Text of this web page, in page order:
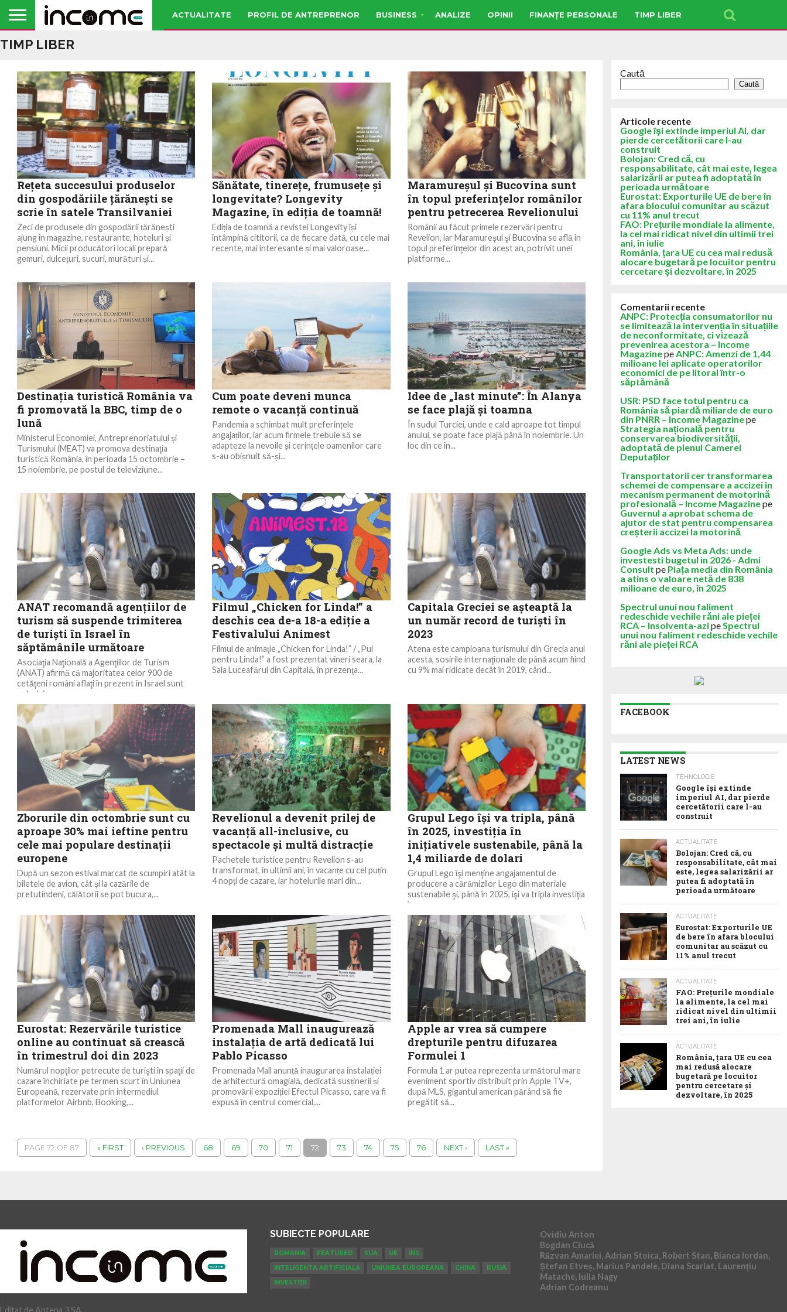
ACTUALITATE PROFIL DE ANTREPRENOR BUSINESS ANALIZE OPINII FINANȚE PERSONALE TIMP LIBER
TIMP LIBER
Rețeta succesului produselor
din gospodăriile țărănești se
scrie în satele Transilvaniei
Zeci de produsele din gospodării țărănești
ajung în magazine, restaurante, hoteluri și
pensiuni. Micii producători locali prepară
gemuri, dulcețuri, sucuri, murături și...
Sănătate, tinerețe, frumusețe și
longevitate? Longevity
Magazine, în ediția de toamnă!
Ediția de toamnă a revistei Longevity își
întâmpină cititorii, ca de fiecare dată, cu cele mai
recente, mai interesante și mai valoroase...
Maramureşul şi Bucovina sunt
în topul preferinţelor românilor
pentru petrecerea Revelionului
Românii au făcut primele rezervări pentru
Revelion, iar Maramureşul şi Bucovina se află în
topul preferinţelor din acest an, potrivit unei
platforme...
Destinaţia turistică România va
fi promovată la BBC, timp de o
lună
Ministerul Economiei, Antreprenoriatului şi
Turismului (MEAT) va promova destinaţia
turistică România, în perioada 15 octombrie –
15 noiembrie, pe postul de televiziune...
Cum poate deveni munca
remote o vacanță continuă
Pandemia a schimbat mult preferințele
angajaților, iar acum firmele trebuie să se
adapteze la nevoile și cerințele oamenilor care
s-au obișnuit să-și...
Idee de „last minute”: În Alanya
se face plajă și toamna
În sudul Turciei, unde e cald aproape tot timpul
anului, se poate face plajă până în noiembrie. Un
loc din ce în...
ANAT recomandă agenţiilor de
turism să suspende trimiterea
de turişti în Israel în
săptămânile următoare
Asociaţia Naţională a Agenţiilor de Turism
(ANAT) afirmă că majoritatea celor 900 de
cetăţeni români aflaţi în prezent în Israel sunt
pelerini,...
Filmul „Chicken for Linda!” a
deschis cea de-a 18-a ediţie a
Festivalului Animest
Filmul de animaţie „Chicken for Linda!” / „Pui
pentru Linda!” a fost prezentat vineri seara, la
Sala Luceafărul din Capitală, în prezenţa...
Capitala Greciei se aşteaptă la
un număr record de turişti în
2023
Atena este campioana turismului din Grecia anul
acesta, sosirile internaţionale de până acum fiind
cu 9% mai ridicate decât în 2019, când...
Zborurile din octombrie sunt cu
aproape 30% mai ieftine pentru
cele mai populare destinații
europene
După un sezon estival marcat de scumpiri atât la
biletele de avion, cât și la cazările de
pretutindeni, călătorii se pot bucura,...
Revelionul a devenit prilej de
vacanță all-inclusive, cu
spectacole și multă distracție
Pachetele turistice pentru Revelion s-au
transformat, în ultimii ani, în vacanțe cu cel puțin
4 nopți de cazare, iar hotelurile mari din...
Grupul Lego îşi va tripla, până
în 2025, investiţia în
iniţiativele sustenabile, până la
1,4 miliarde de dolari
Grupul Lego îşi menţine angajamentul de
producere a cărămizilor Lego din materiale
sustenabile şi, până în 2025, îşi va tripla investiţia
în...
Eurostat: Rezervările turistice
online au continuat să crească
în trimestrul doi din 2023
Numărul nopţilor petrecute de turişti în spaţii de
cazare închiriate pe termen scurt în Uniunea
Europeană, rezervate prin intermediul
platformelor Airbnb, Booking,...
Promenada Mall inaugurează
instalația de artă dedicată lui
Pablo Picasso
Promenada Mall anunță inaugurarea instalației
de arhitectură omagială, dedicată susținerii și
promovării expoziției Efectul Picasso, care va fi
expusă în centrul comercial,...
Apple ar vrea să cumpere
drepturile pentru difuzarea
Formulei 1
Formula 1 ar putea reprezenta următorul mare
eveniment sportiv distribuit prin Apple TV+,
după MLS, gigantul american părând să fie
pregătit să...
PAGE 72 OF 87 « FIRST ‹ PREVIOUS 68 69 70 71 72 73 74 75 76 NEXT › LAST »
Caută
Caută
Articole recente
Google îşi extinde imperiul AI, dar
pierde cercetătorii care l-au
construit
Bolojan: Cred că, cu
responsabilitate, cât mai este, legea
salarizării ar putea fi adoptată în
perioada următoare
Eurostat: Exporturile UE de bere în
afara blocului comunitar au scăzut
cu 11% anul trecut
FAO: Prețurile mondiale la alimente,
la cel mai ridicat nivel din ultimii trei
ani, în iulie
România, țara UE cu cea mai redusă
alocare bugetară pe locuitor pentru
cercetare și dezvoltare, în 2025
Comentarii recente
ANPC: Protecția consumatorilor nu
se limitează la intervenția în situațiile
de neconformitate, ci vizează
prevenirea acestora – Income
MagazinepeANPC: Amenzi de 1,44
milioane lei aplicate operatorilor
economici de pe litoral într-o
săptămână
USR: PSD face totul pentru ca
România să piardă miliarde de euro
din PNRR – Income Magazinepe
Strategia națională pentru
conservarea biodiversității,
adoptată de plenul Camerei
Deputaților
Transportatorii cer transformarea
schemei de compensare a accizei în
mecanism permanent de motorină
profesională – Income Magazinepe
Guvernul a aprobat schema de
ajutor de stat pentru compensarea
creșterii accizei la motorină
Google Ads vs Meta Ads: unde
investesti bugetul in 2026 - Admi
Consult pe Piața media din România
a atins o valoare netă de 838
milioane de euro, în 2025
Spectrul unui nou faliment
redeschide vechile răni ale pieței
RCA – Insolventa-azipeSpectrul
unui nou faliment redeschide vechile
răni ale pieței RCA
FACEBOOK
LATEST NEWS
TEHNOLOGIE
Google îşi extinde
imperiul AI, dar pierde
cercetătorii care l-au
construit
ACTUALITATE
Bolojan: Cred că, cu
responsabilitate, cât mai
este, legea salarizării ar
putea fi adoptată în
perioada următoare
ACTUALITATE
Eurostat: Exporturile UE
de bere în afara blocului
comunitar au scăzut cu
11% anul trecut
ACTUALITATE
FAO: Prețurile mondiale
la alimente, la cel mai
ridicat nivel din ultimii
trei ani, în iulie
ACTUALITATE
România, țara UE cu cea
mai redusă alocare
bugetară pe locuitor
pentru cercetare și
dezvoltare, în 2025
Editat de Antena 3 SA
SUBIECTE POPULARE
ROMANIA FEATURED SUA UE
INS
INTELIGENTA ARTIFICIALA
UNIUNEA EUROPEANA CHINA
RUSIA
INVESTIȚII
Ovidiu Anton
Bogdan Ciucă
Răzvan Amariei, Adrian Stoica, Robert Stan, Bianca Iordan,
Ștefan Etveș, Marius Pandele, Diana Scarlat, Laurențiu
Matache, Iulia Nagy
Adrian Codreanu